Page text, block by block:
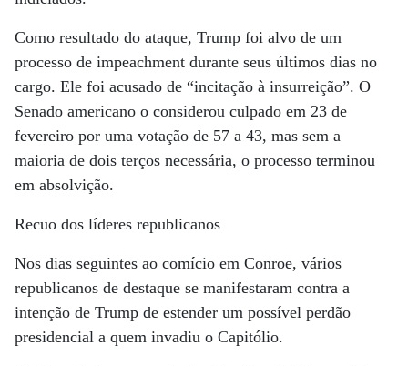
Como resultado do ataque, Trump foi alvo de um
processo de impeachment durante seus últimos dias no
cargo. Ele foi acusado de “incitação à insurreição”. O
Senado americano o considerou culpado em 23 de
fevereiro por uma votação de 57 a 43, mas sem a
maioria de dois terços necessária, o processo terminou
em absolvição.
Recuo dos líderes republicanos
Nos dias seguintes ao comício em Conroe, vários
republicanos de destaque se manifestaram contra a
intenção de Trump de estender um possível perdão
presidencial a quem invadiu o Capitólio.